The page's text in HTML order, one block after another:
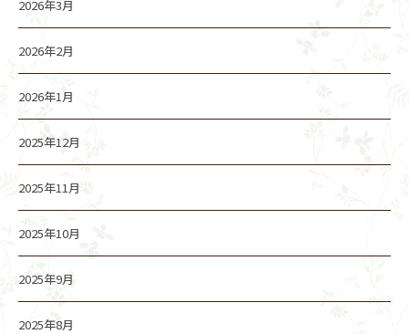
2026年3月
2026年2月
2026年1月
2025年12月
2025年11月
2025年10月
2025年9月
2025年8月